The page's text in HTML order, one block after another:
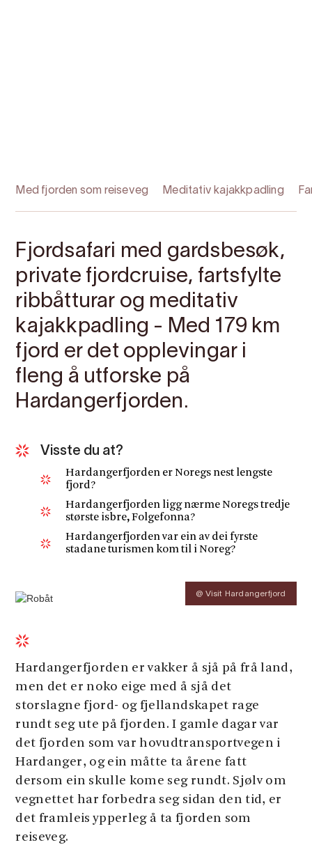
Med fjorden som reiseveg Meditativ kajakkpadling
Fjordsafari med gardsbesøk,
private fjordcruise, fartsfylte
ribbåtturar og meditativ
kajakkpadling - Med 179 km
fjord er det opplevingar i
fleng å utforske på
Hardangerfjorden.
Visste du at?
Hardangerfjorden er Noregs nest lengste
fjord?
Hardangerfjorden ligg nærme Noregs tredje
største isbre, Folgefonna?
Hardangerfjorden var ein av dei fyrste
stadane turismen kom til i Noreg?
@ Visit Hardangerfjord
Hardangerfjorden er vakker å sjå på frå land,
men det er noko eige med å sjå det
storslagne fjord- og fjellandskapet rage
rundt seg ute på fjorden. I gamle dagar var
det fjorden som var hovudtransportvegen i
Hardanger, og ein måtte ta årene fatt
dersom ein skulle kome seg rundt. Sjølv om
vegnettet har forbedra seg sidan den tid, er
det framleis ypperleg å ta fjorden som
reiseveg.